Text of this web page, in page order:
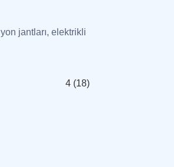
jantları, elektrikli